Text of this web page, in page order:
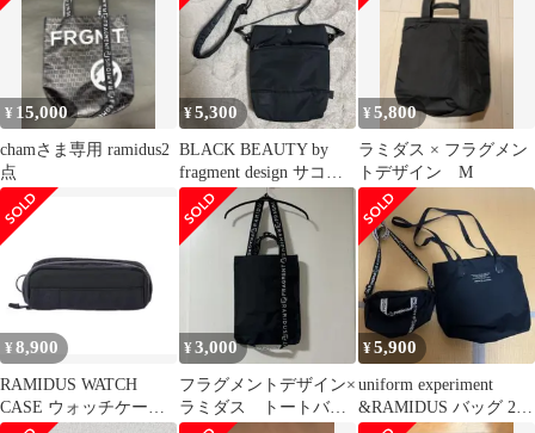
ARTIST ロゴプリント
トートバッグ メンズ
¥ 15,000
chamさま専用 ramidus2
点
¥5,300
BLACK BEAUTY by
fragment design サコッ
シュ
¥5,800
ラミダス × フラグメン
トデザイン M
¥ 8,900
RAMIDUS WATCH
CASE ウォッチケース
¥3,000
フラグメントデザイン×
ラミダス トートバッ
¥5,900
uniform experiment
&RAMIDUS バッグ 2点